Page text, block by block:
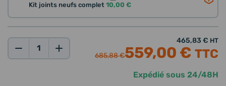
Expédié sous 24/48H
Kit joints neufs complet10,00 €
685,88 €
465,83 € HT
559,00 € TTC